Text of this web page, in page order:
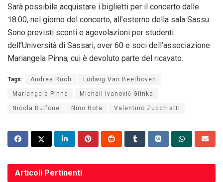
Sarà possibile acquistare i biglietti per il concerto dalle
18.00, nel giorno del concerto, all’esterno della sala Sassu.
Sono previsti sconti e agevolazioni per studenti
dell’Università di Sassari, over 60 e soci dell’associazione
Mariangela Pinna, cui è devoluto parte del ricavato.
Tags: Andrea Rucli Ludwig Van Beethoven
Mariangela PInna Michail Ivanovič Glinka
Nicola Bulfone Nino Rota Valentino Zucchiatti
Articoli Pertinenti